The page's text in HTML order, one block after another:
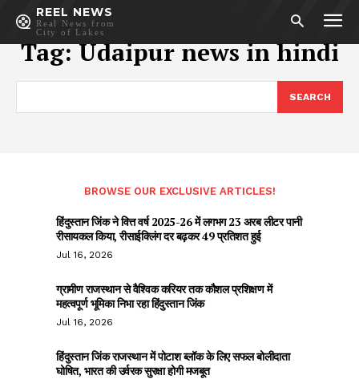
REEL NEWS
Real News from
City of Lakes
Tag:Udaipur news in hindi
SEARCH
BROWSE OUR EXCLUSIVE ARTICLES!
हिंदुस्तान जिंक ने वित्त वर्ष 2025-26 में लगभग 23 अरब लीटर पानी
रीसायकल किया, रीसाईक्लिंग दर बढ़कर 49 प्रतिशत हुई
Jul 16, 2026
ग्रामीण राजस्थान से वैश्विक करियर तक कौशल प्रशिक्षण में
महत्वपूर्ण भूमिका निभा रहा हिंदुस्तान जिंक
Jul 16, 2026
हिंदुस्तान जिंक राजस्थान में पोटाश ब्लॉक के लिए सफल बोलीदाता
घोषित, भारत की उर्वरक सुरक्षा होगी मजबूत